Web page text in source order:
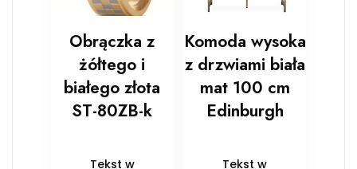
Obrączka z
żółtego i
białego złota
ST-80ZB-k
Tekst w
Komoda wysoka
z drzwiami biała
mat 100 cm
Edinburgh
Tekst w